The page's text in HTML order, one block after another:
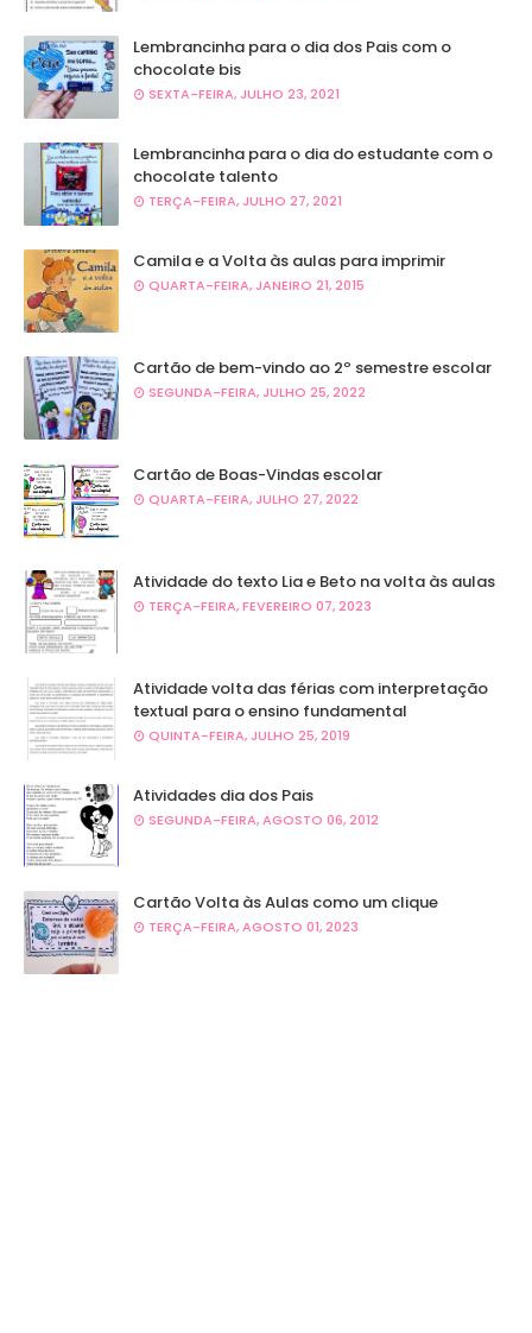
Lembrancinha para o dia dos Pais com o
chocolate bis
SEXTA-FEIRA, JULHO 23, 2021
Lembrancinha para o dia do estudante com o
chocolate talento
TERÇA-FEIRA, JULHO 27, 2021
Camila e a Volta às aulas para imprimir
QUARTA-FEIRA, JANEIRO 21, 2015
Cartão de bem-vindo ao 2º semestre escolar
SEGUNDA-FEIRA, JULHO 25, 2022
Cartão de Boas-Vindas escolar
QUARTA-FEIRA, JULHO 27, 2022
Atividade do texto Lia e Beto na volta às aulas
TERÇA-FEIRA, FEVEREIRO 07, 2023
Atividade volta das férias com interpretação
textual para o ensino fundamental
QUINTA-FEIRA, JULHO 25, 2019
Atividades dia dos Pais
SEGUNDA-FEIRA, AGOSTO 06, 2012
Cartão Volta às Aulas como um clique
TERÇA-FEIRA, AGOSTO 01, 2023